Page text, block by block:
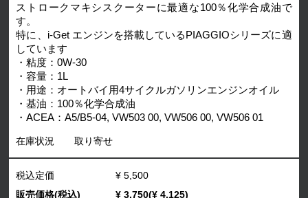
ストロークマキシスクーターに最適な100％化学合成油で
す。
特に、i-Get エンジンを搭載しているPIAGGIOシリーズに適
しています
・粘度：0W-30
・容量：1L
・用途：オートバイ用4サイクルガソリンエンジンオイル
・基油：100％化学合成油
・ACEA：A5/B5-04, VW503 00, VW506 00, VW506 01
在庫状況 取り寄せ
税込定価
¥ 5,500
販売価格(税込)
¥ 3,750(¥ 4,125)